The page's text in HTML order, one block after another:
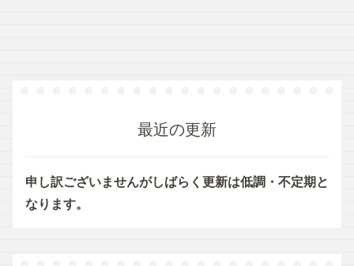
最近の更新
申し訳ございませんがしばらく更新は低調・不定期と
なります。